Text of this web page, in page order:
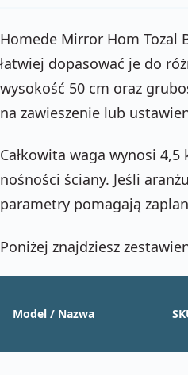
Homede Mirror Hom Tozal
łatwiej dopasować je do
wysokość 50 cm oraz
na zawieszenie lub
Całkowita waga wynosi
nośności ściany. Jeśli
parametry pomagają
Poniżej znajdziesz
Model / Nazwa